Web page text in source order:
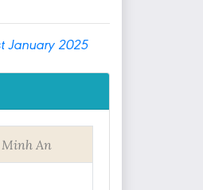
January 2025
Minh An